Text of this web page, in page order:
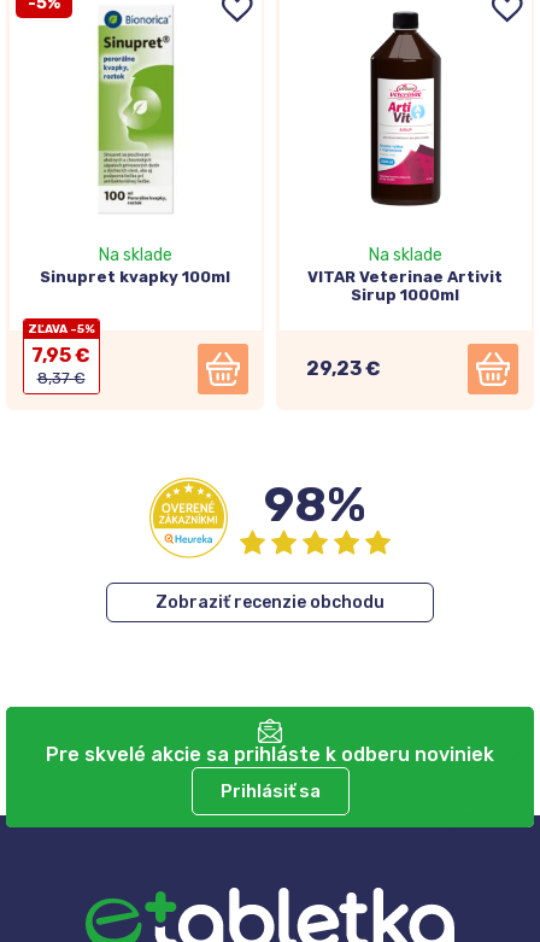
Na sklade
Sinupret kvapky 100ml
ZĽAVA -5%
7,95 €
8,37 €
Na sklade
VITAR Veterinae Artivit
Sirup 1000ml
29,23 €
98%
Zobraziť recenzie obchodu
Pre skvelé akcie sa prihláste k odberu noviniek
Prihlásiť sa